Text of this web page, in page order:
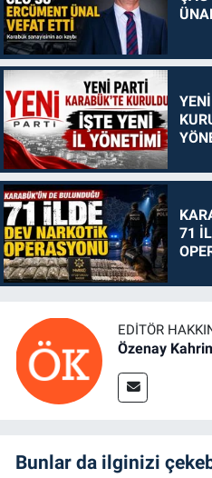
71
EDITÖR
Özenay
Bunlar da ilginizi